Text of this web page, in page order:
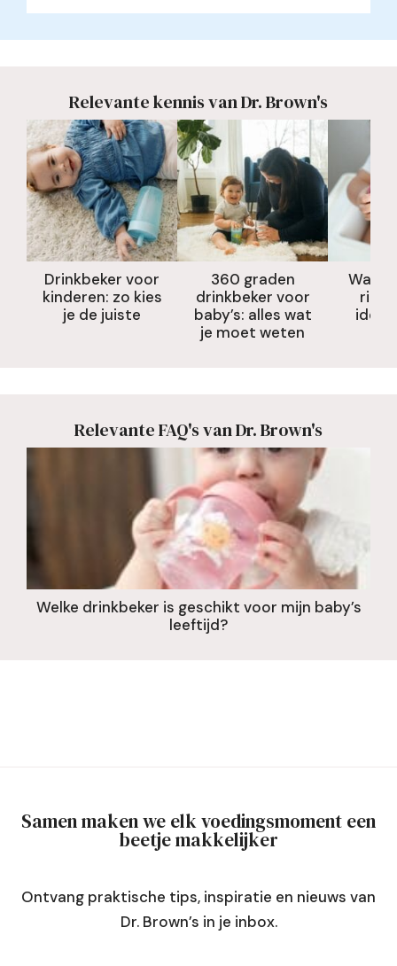
Relevante kennis van Dr. Brown's
Drinkbeker voor
kinderen: zo kies
je de juiste
360 graden
drinkbeker voor
baby’s: alles wat
je moet weten
Wat
Relevante FAQ's van Dr. Brown's
Welke drinkbeker is geschikt voor mijn baby’s
leeftijd?
Samen maken we elk voedingsmoment een
beetje makkelijker
Ontvang praktische tips, inspiratie en nieuws van
Dr. Brown’s in je inbox.